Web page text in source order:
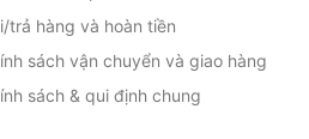
trả hàng và hoàn tiền
sách vận chuyển và giao hàng
sách & qui định chung